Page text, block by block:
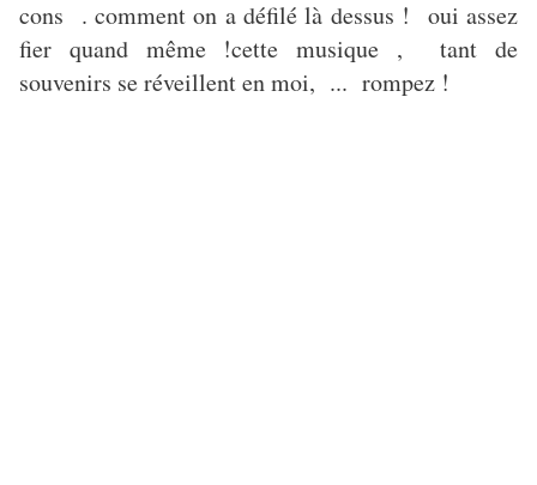
cons . comment on a défilé là dessus ! oui assez
fier quand même !cette musique , tant de
souvenirs se réveillent en moi, ... rompez !